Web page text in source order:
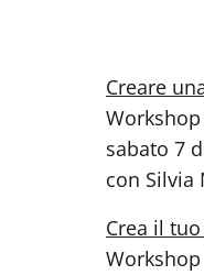
Creare
sabato 7
con Silvia
Crea il